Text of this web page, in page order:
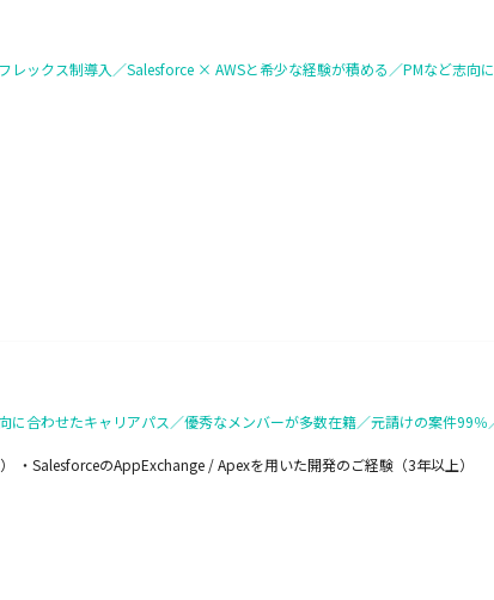
レックス制導入／Salesforce × AWSと希少な経験が積める／PMなど志向
に合わせたキャリアパス／優秀なメンバーが多数在籍／元請けの案件99
SalesforceのAppExchange / Apexを用いた開発のご経験（3年以上）